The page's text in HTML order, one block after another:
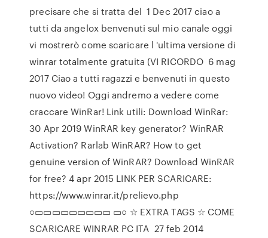
precisare che si tratta del 1 Dec 2017 ciao a
tutti da angelox benvenuti sul mio canale oggi
vi mostrerò come scaricare l 'ultima versione di
winrar totalmente gratuita (VI RICORDO 6 mag
2017 Ciao a tutti ragazzi e benvenuti in questo
nuovo video! Oggi andremo a vedere come
craccare WinRar! Link utili: Download WinRar:
30 Apr 2019 WinRAR key generator? WinRAR
Activation? Rarlab WinRAR? How to get
genuine version of WinRAR? Download WinRAR
for free? 4 apr 2015 LINK PER SCARICARE:
https://www.winrar.it/prelievo.php
○▭▭▭▭▭▭▭▭▭ ▭○ ☆ EXTRA TAGS ☆ COME
SCARICARE WINRAR PC ITA 27 feb 2014